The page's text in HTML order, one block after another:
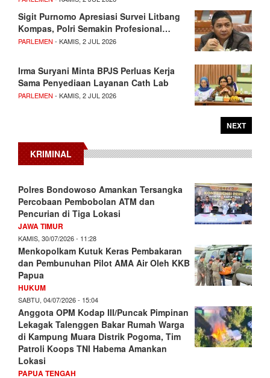
Sigit Purnomo Apresiasi Survei Litbang
Kompas, Polri Semakin Profesional…
PARLEMEN - KAMIS, 2 JUL 2026
Irma Suryani Minta BPJS Perluas Kerja
Sama Penyediaan Layanan Cath Lab
PARLEMEN - KAMIS, 2 JUL 2026
NEXT
KRIMINAL
Polres Bondowoso Amankan Tersangka
Percobaan Pembobolan ATM dan
Pencurian di Tiga Lokasi
JAWA TIMUR
KAMIS, 30/07/2026 - 11:28
Menkopolkam Kutuk Keras Pembakaran
dan Pembunuhan Pilot AMA Air Oleh KKB
Papua
HUKUM
SABTU, 04/07/2026 - 15:04
Anggota OPM Kodap III/Puncak Pimpinan
Lekagak Talenggen Bakar Rumah Warga
di Kampung Muara Distrik Pogoma, Tim
Patroli Koops TNI Habema Amankan
Lokasi
PAPUA TENGAH